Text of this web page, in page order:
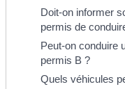
Doit-on informer
permis de
Peut-on conduire
permis B ?
Quels véhicules